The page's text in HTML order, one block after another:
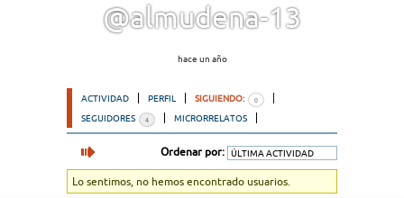
@almudena-13
hace un año
ACTIVIDAD PERFIL SIGUIENDO: 0
SEGUIDORES 4 MICRORRELATOS
Ordenar por:
Lo sentimos, no hemos encontrado usuarios.